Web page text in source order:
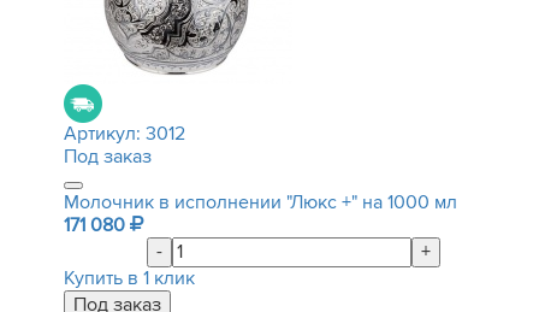
Артикул: 3012
Под заказ
Молочник в исполнении "Люкс +" на 1000 мл
171 080
-
+
Купить в 1 клик